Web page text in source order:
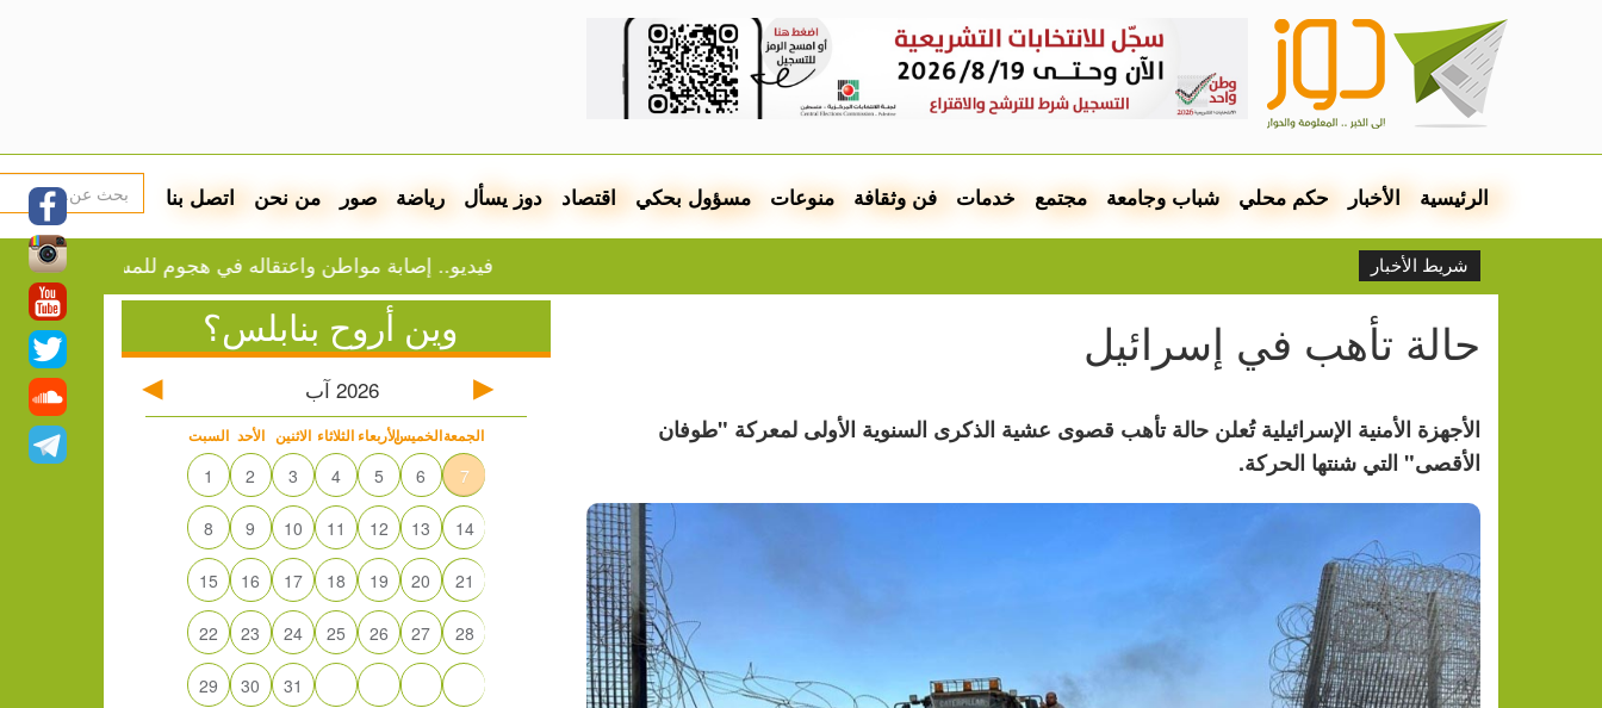
الرئيسية الأخبار حكم محلي شباب وجامعة مجتمع خدمات فن وثقافة منوعات مسؤول بحكي اقتصاد دوز يسأل رياضة صور من نحن اتصل بنا
شريط الأخبار فيديو.. إصابة مواطن واعتقاله في هجوم للمستوطنين على بيت
حالة تأهب في إسرائيل
الأجهزة الأمنية الإسرائيلية تُعلن حالة تأهب قصوى عشية الذكرى السنوية الأولى لمعركة "طوفان
الأقصى" التي شنتها الحركة.
وين أروح بنابلس؟
2026 آب
السبت الأحد الاثنين الثلاثاء الأربعاءالخميسالجمعة
1 2 3 4 5 6 7
8 9 10 11 12 13 14
15 16 17 18 19 20 21
22 23 24 25 26 27 28
29 30 31